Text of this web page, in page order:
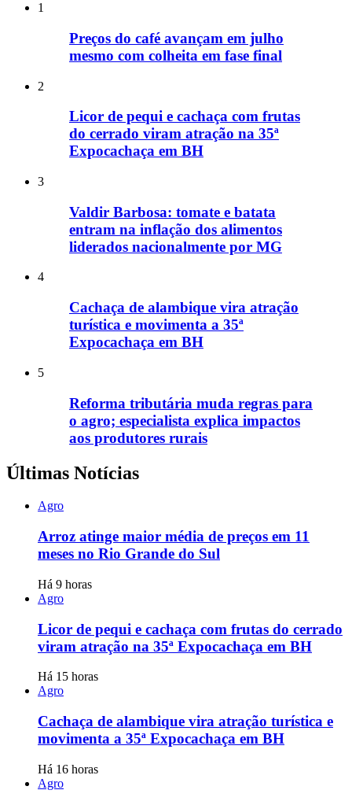
1
Preços do café avançam em julho
mesmo com colheita em fase final
2
Licor de pequi e cachaça com frutas
do cerrado viram atração na 35ª
Expocachaça em BH
3
Valdir Barbosa: tomate e batata
entram na inflação dos alimentos
liderados nacionalmente por MG
4
Cachaça de alambique vira atração
turística e movimenta a 35ª
Expocachaça em BH
5
Reforma tributária muda regras para
o agro; especialista explica impactos
aos produtores rurais
Últimas Notícias
Agro
Arroz atinge maior média de preços em 11
meses no Rio Grande do Sul
Há 9 horas
Agro
Licor de pequi e cachaça com frutas do cerrado
viram atração na 35ª Expocachaça em BH
Há 15 horas
Agro
Cachaça de alambique vira atração turística e
movimenta a 35ª Expocachaça em BH
Há 16 horas
Agro